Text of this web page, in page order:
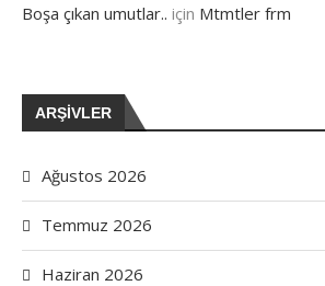
Boşa çıkan umutlar.. için Mtmtler frm
ARŞIVLER
Ağustos 2026
Temmuz 2026
Haziran 2026